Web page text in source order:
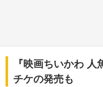
『映画ちいかわ
チケの発売も